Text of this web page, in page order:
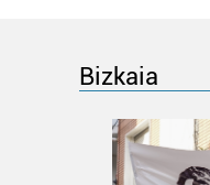
Bizkaia